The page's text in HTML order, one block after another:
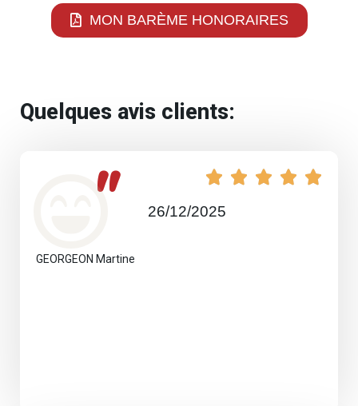
MON BARÈME HONORAIRES
Quelques avis clients:
    
" 26/12/2025
GEORGEON Martine